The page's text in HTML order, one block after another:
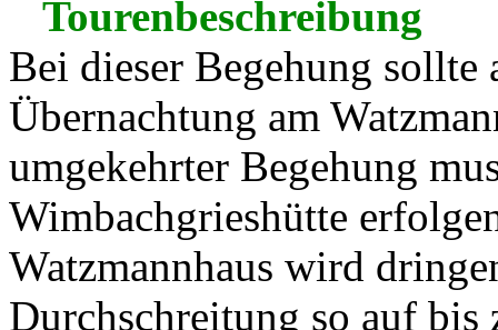
Tourenbeschreibung
Bei dieser Begehung sollte
Übernachtung am
umgekehrter Begehung
Wimbachgrieshütte
Watzmannhaus wird
Durchschreitung so auf